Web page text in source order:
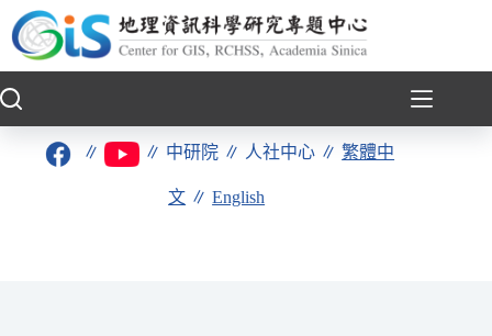
至
要
∥ ∥ 中研院 ∥ 人社中心 ∥繁體中
文 ∥English